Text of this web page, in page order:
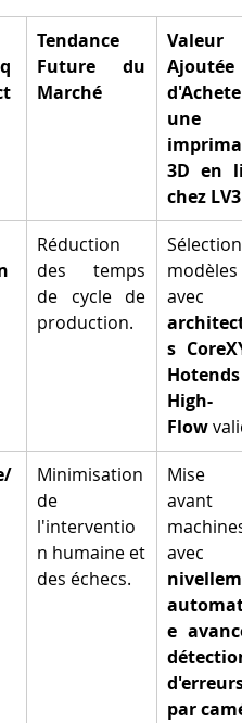
Tendance
Future du
Marché
Valeur
Ajoutée
d'Acheter
une
3D en
chez LV3D
Réduction
des temps
de cycle de
production.
modèles
s CoreXY
Hotends
High-
Flow
Minimisation
de
l'interventio
n humaine et
des échecs.
Mise
avant
machines
e avancé
détection
d'erreurs
par